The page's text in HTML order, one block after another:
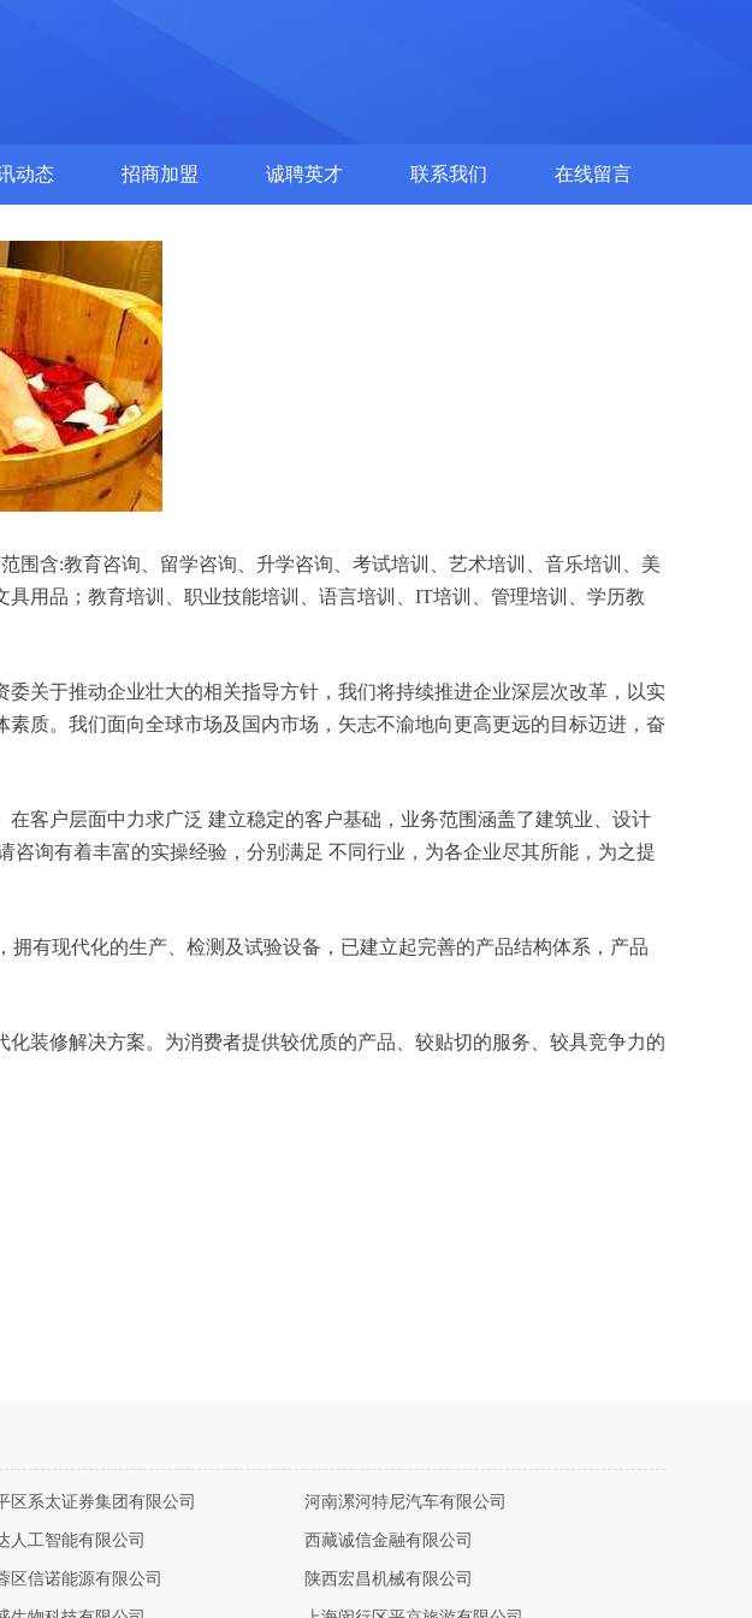
动态 招商加盟 诚聘英才 联系我们 在线留言
围含:教育咨询、留学咨询、升学咨询、考试培训、艺术培训、音乐培训、美
用品；教育培训、职业技能培训、语言培训、IT培训、管理培训、学历教
关于推动企业壮大的相关指导方针，我们将持续推进企业深层次改革，以实
质。我们面向全球市场及国内市场，矢志不渝地向更高更远的目标迈进，奋
客户层面中力求广泛 建立稳定的客户基础，业务范围涵盖了建筑业、设计
询有着丰富的实操经验，分别满足 不同行业，为各企业尽其所能，为之提
有现代化的生产、检测及试验设备，已建立起完善的产品结构体系，产品
装修解决方案。为消费者提供较优质的产品、较贴切的服务、较具竞争力的
区系太证券集团有限公司 河南漯河特尼汽车有限公司
人工智能有限公司 西藏诚信金融有限公司
区信诺能源有限公司 陕西宏昌机械有限公司